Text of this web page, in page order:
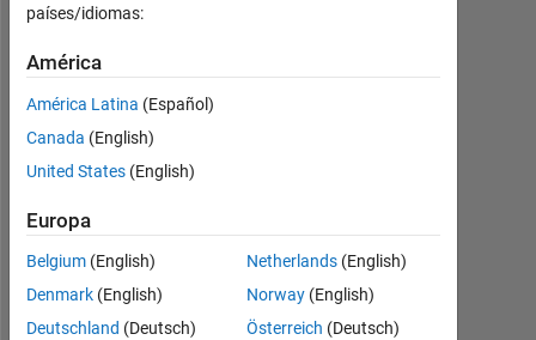
seen:
4
hace
|
Con
desde
2020
Followers:
países/idiomas:
América
América Latina (Español)
Canada (English)
United States (English)
Europa
Belgium (English)
Denmark (English)
Deutschland (Deutsch)
Netherlands(English)
Norway(English)
Österreich (Deutsch)